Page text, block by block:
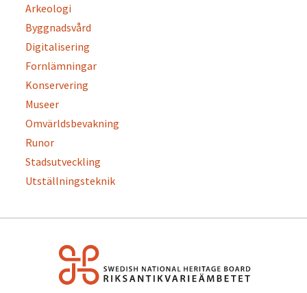
Arkeologi
Byggnadsvård
Digitalisering
Fornlämningar
Konservering
Museer
Omvärldsbevakning
Runor
Stadsutveckling
Utställningsteknik